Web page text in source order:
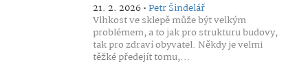
21. 2. 2026 •Petr Šindelář
Vlhkost ve sklepě může být velkým
problémem, a to jak pro strukturu budovy,
tak pro zdraví obyvatel. Někdy je velmi
těžké předejít tomu,...